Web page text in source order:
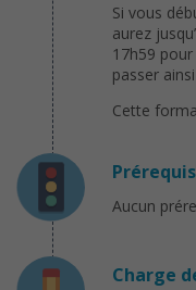
Si vous
aurez
17h59
passer
Cette
Prérequis
Aucun
Charge